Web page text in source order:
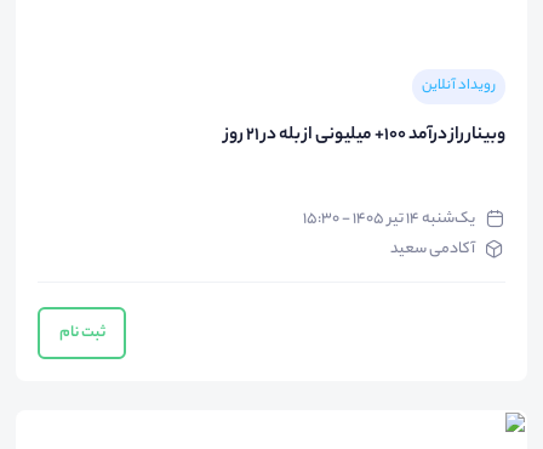
رویداد آنلاین
وبینار راز درآمد 100+ میلیونی از بله در 21 روز
یک‌شنبه ۱۴ تیر ۱۴۰۵ - ۱۵:۳۰
آکادمی سعید
ثبت نام